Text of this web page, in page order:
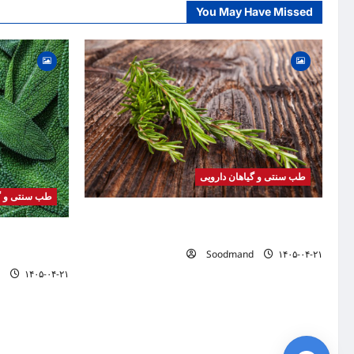
You May Have Missed
طب سنتی و گیاهان دارویی
Soodmand
۱۴۰۵-۰۴-۲۱
طب سنتی و
۱۴۰۵-۰۴-۲۱